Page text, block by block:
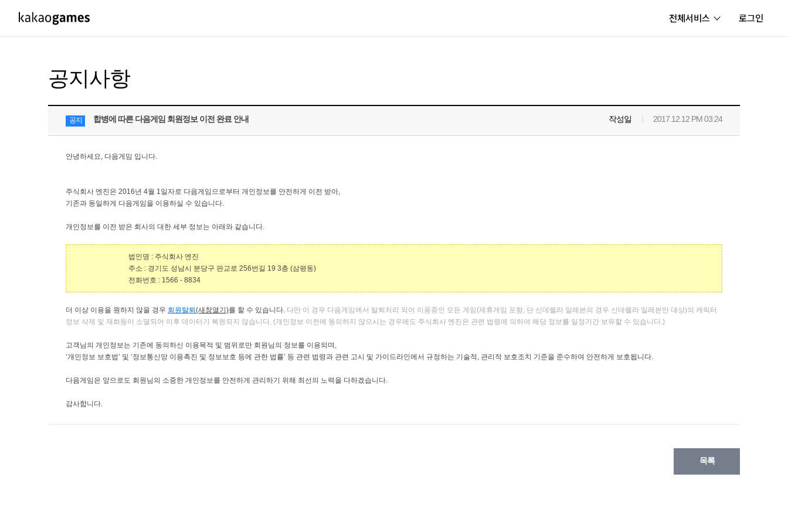
전체서비스 로그인
도깨비의세계
오딘: 발할라 라이징
아키에이지 워
패스 오브 엑자일 2
패스 오브 엑자일
SMiniz
보안센터
공지사항
공지 합병에 따른 다음게임 회원정보 이전 완료 안내 작성일 | 2017.12.12 PM 03:24
안녕하세요, 다음게임 입니다.
주식회사 엔진은 2016년 4월 1일자로 다음게임으로부터 개인정보를 안전하게 이전 받아,
기존과 동일하게 다음게임을 이용하실 수 있습니다.
개인정보를 이전 받은 회사의 대한 세부 정보는 아래와 같습니다.
법인명 : 주식회사 엔진
주소 : 경기도 성남시 분당구 판교로 256번길 19 3층 (삼평동)
전화번호 : 1566 - 8834
더 이상 이용을 원하지 않을 경우 회원탈퇴 (새창열기)를 할 수 있습니다. 다만 이 경우 다음게임에서 탈퇴처리 되어 이용중인 모든 게임 (제휴게임 포함, 단 신데렐라 일레븐의 경우 신데렐라 일레븐만 대상)의 캐릭터
정보 삭제 및 재화등이 소멸되어 이후 데이터가 복원되지 않습니다. (개인정보 이전에 동의하지 않으시는 경우에도 주식회사 엔진은 관련 법령에 의하여 해당 정보를 일정기간 보유할 수 있습니다.)
고객님의 개인정보는 기존에 동의하신 이용목적 및 범위로만 회원님의 정보를 이용되며 ,
‘개인정보 보호법’ 및 ‘정보통신망 이용촉진 및 정보보호 등에 관한 법률’ 등 관련 법령과 관련 고시 및 가이드라인에서 규정하는 기술적 , 관리적 보호조치 기준을 준수하여 안전하게 보호됩니다.
다음게임은 앞으로도 회원님의 소중한 개인정보를 안전하게 관리하기 위해 최선의 노력을 다하겠습니다.
감사합니다.
목록